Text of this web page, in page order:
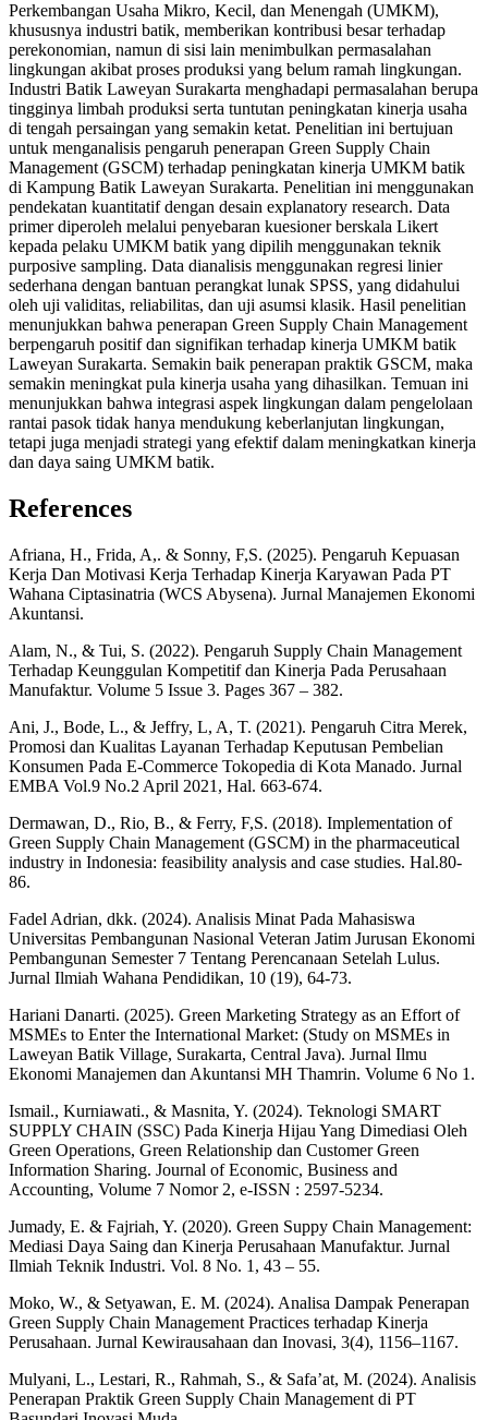
Perkembangan Usaha Mikro, Kecil, dan Menengah (UMKM),
khususnya industri batik, memberikan kontribusi besar terhadap
perekonomian, namun di sisi lain menimbulkan permasalahan
lingkungan akibat proses produksi yang belum ramah lingkungan.
Industri Batik Laweyan Surakarta menghadapi permasalahan berupa
tingginya limbah produksi serta tuntutan peningkatan kinerja usaha
di tengah persaingan yang semakin ketat. Penelitian ini bertujuan
untuk menganalisis pengaruh penerapan Green Supply Chain
Management (GSCM) terhadap peningkatan kinerja UMKM batik
di Kampung Batik Laweyan Surakarta. Penelitian ini menggunakan
pendekatan kuantitatif dengan desain explanatory research. Data
primer diperoleh melalui penyebaran kuesioner berskala Likert
kepada pelaku UMKM batik yang dipilih menggunakan teknik
purposive sampling. Data dianalisis menggunakan regresi linier
sederhana dengan bantuan perangkat lunak SPSS, yang didahului
oleh uji validitas, reliabilitas, dan uji asumsi klasik. Hasil penelitian
menunjukkan bahwa penerapan Green Supply Chain Management
berpengaruh positif dan signifikan terhadap kinerja UMKM batik
Laweyan Surakarta. Semakin baik penerapan praktik GSCM, maka
semakin meningkat pula kinerja usaha yang dihasilkan. Temuan ini
menunjukkan bahwa integrasi aspek lingkungan dalam pengelolaan
rantai pasok tidak hanya mendukung keberlanjutan lingkungan,
tetapi juga menjadi strategi yang efektif dalam meningkatkan kinerja
dan daya saing UMKM batik.
References
Afriana, H., Frida, A,. & Sonny, F,S. (2025). Pengaruh Kepuasan
Kerja Dan Motivasi Kerja Terhadap Kinerja Karyawan Pada PT
Wahana Ciptasinatria (WCS Abysena). Jurnal Manajemen Ekonomi
Akuntansi.
Alam, N., & Tui, S. (2022). Pengaruh Supply Chain Management
Terhadap Keunggulan Kompetitif dan Kinerja Pada Perusahaan
Manufaktur. Volume 5 Issue 3. Pages 367 – 382.
Ani, J., Bode, L., & Jeffry, L, A, T. (2021). Pengaruh Citra Merek,
Promosi dan Kualitas Layanan Terhadap Keputusan Pembelian
Konsumen Pada E-Commerce Tokopedia di Kota Manado. Jurnal
EMBA Vol.9 No.2 April 2021, Hal. 663-674.
Dermawan, D., Rio, B., & Ferry, F,S. (2018). Implementation of
Green Supply Chain Management (GSCM) in the pharmaceutical
industry in Indonesia: feasibility analysis and case studies. Hal.80-
86.
Fadel Adrian, dkk. (2024). Analisis Minat Pada Mahasiswa
Universitas Pembangunan Nasional Veteran Jatim Jurusan Ekonomi
Pembangunan Semester 7 Tentang Perencanaan Setelah Lulus.
Jurnal Ilmiah Wahana Pendidikan, 10 (19), 64-73.
Hariani Danarti. (2025). Green Marketing Strategy as an Effort of
MSMEs to Enter the International Market: (Study on MSMEs in
Laweyan Batik Village, Surakarta, Central Java). Jurnal Ilmu
Ekonomi Manajemen dan Akuntansi MH Thamrin. Volume 6 No 1.
Ismail., Kurniawati., & Masnita, Y. (2024). Teknologi SMART
SUPPLY CHAIN (SSC) Pada Kinerja Hijau Yang Dimediasi Oleh
Green Operations, Green Relationship dan Customer Green
Information Sharing. Journal of Economic, Business and
Accounting, Volume 7 Nomor 2, e-ISSN : 2597-5234.
Jumady, E. & Fajriah, Y. (2020). Green Suppy Chain Management:
Mediasi Daya Saing dan Kinerja Perusahaan Manufaktur. Jurnal
Ilmiah Teknik Industri. Vol. 8 No. 1, 43 – 55.
Moko, W., & Setyawan, E. M. (2024). Analisa Dampak Penerapan
Green Supply Chain Management Practices terhadap Kinerja
Perusahaan. Jurnal Kewirausahaan dan Inovasi, 3(4), 1156–1167.
Mulyani, L., Lestari, R., Rahmah, S., & Safa’at, M. (2024). Analisis
Penerapan Praktik Green Supply Chain Management di PT